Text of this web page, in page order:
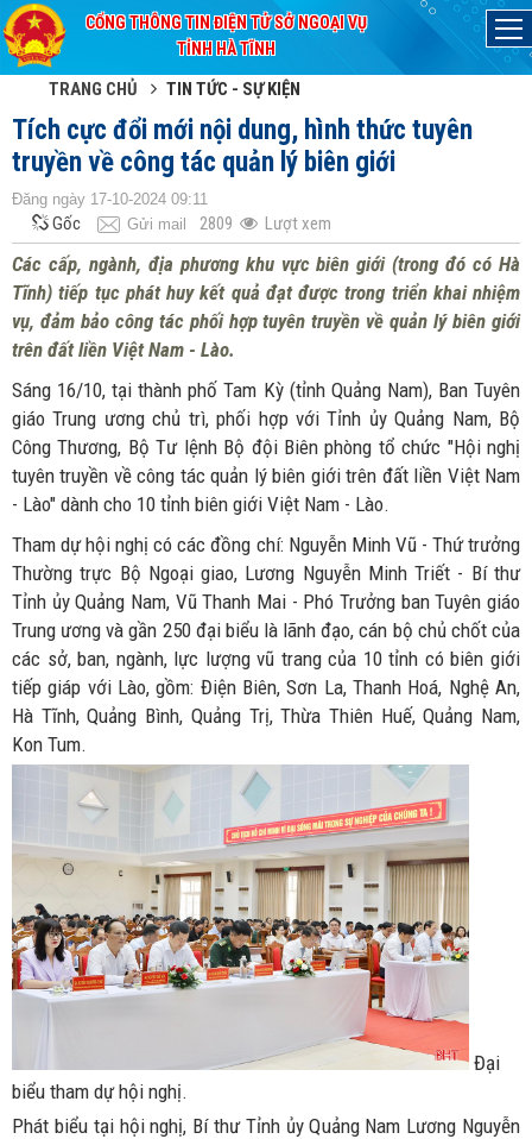
CỔNG THÔNG TIN ĐIỆN TỬ SỞ NGOẠI VỤ
TỈNH HÀ TĨNH
TRANG CHỦ TIN TỨC - SỰ KIỆN
Tích cực đổi mới nội dung, hình thức tuyên
truyền về công tác quản lý biên giới
Đăng ngày 17-10-2024 09:11
Gốc Gửi mail 2809 Lượt xem
Các cấp, ngành, địa phương khu vực biên giới (trong đó có Hà
Tĩnh) tiếp tục phát huy kết quả đạt được trong triển khai nhiệm
vụ, đảm bảo công tác phối hợp tuyên truyền về quản lý biên giới
trên đất liền Việt Nam - Lào.
Sáng 16/10, tại thành phố Tam Kỳ (tỉnh Quảng Nam), Ban Tuyên
giáo Trung ương chủ trì, phối hợp với Tỉnh ủy Quảng Nam, Bộ
Công Thương, Bộ Tư lệnh Bộ đội Biên phòng tổ chức "Hội nghị
tuyên truyền về công tác quản lý biên giới trên đất liền Việt Nam
- Lào" dành cho 10 tỉnh biên giới Việt Nam - Lào.
Tham dự hội nghị có các đồng chí: Nguyễn Minh Vũ - Thứ trưởng
Thường trực Bộ Ngoại giao, Lương Nguyễn Minh Triết - Bí thư
Tỉnh ủy Quảng Nam, Vũ Thanh Mai - Phó Trưởng ban Tuyên giáo
Trung ương và gần 250 đại biểu là lãnh đạo, cán bộ chủ chốt của
các sở, ban, ngành, lực lượng vũ trang của 10 tỉnh có biên giới
tiếp giáp với Lào, gồm: Điện Biên, Sơn La, Thanh Hoá, Nghệ An,
Hà Tĩnh, Quảng Bình, Quảng Trị, Thừa Thiên Huế, Quảng Nam,
Kon Tum.
Đại
biểu tham dự hội nghị.
Phát biểu tại hội nghị, Bí thư Tỉnh ủy Quảng Nam Lương Nguyễn
Đã kết nối EMC